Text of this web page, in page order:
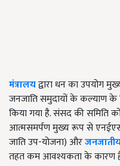
मंत्रालयद्वारा धन का उपयोग
जनजाति समुदायों के कल्याण के
किया गया है. संसद की समिति
आत्मसमर्पण मुख्य रूप से एनईएस
जाति उप-योजना) औरजनजातीय
तहत कम आवश्यकता के कारण